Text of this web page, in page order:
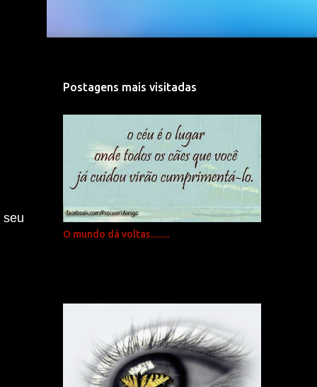
seu
Postagens mais visitadas
O mundo dá voltas.........